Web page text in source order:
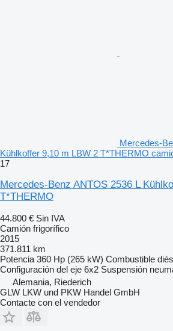
Mercedes-
Kühlkoffer 9,10 m LBW 2 T*THERMO
17
Mercedes-Benz ANTOS 2536 L
T*THERMO
44.800 € Sin IVA
Camión frigorífico
2015
371.811 km
Potencia 360 Hp (265 kW) Combustible
Configuración del eje 6x2 Suspensión
Alemania, Riederich
GLW LKW und PKW Handel GmbH
Contacte con el vendedor